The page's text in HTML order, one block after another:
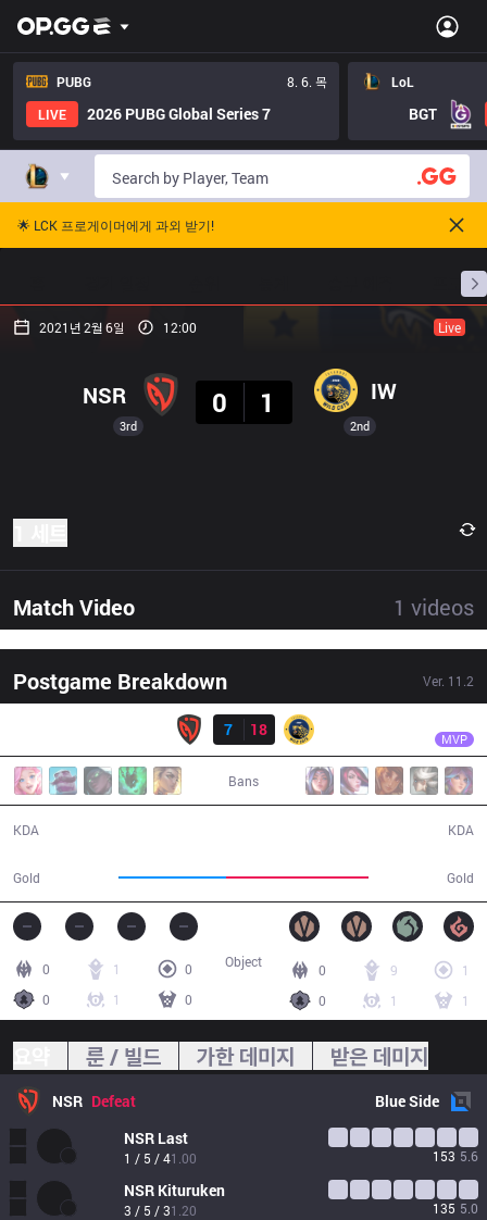
PUBG
8. 6. 목
LIVE
2026 PUBG Global Series 7
LoL
BGT
🌟 LCK 프로게이머에게 과외 받기!
프로빌
2021년 2월 6일 12:00 Live
3rd
NSR
0
1 IW
2nd
Match Video 1 videos
Postgame Breakdown Ver. 11.2
7
18 MVP
Bans
KDA
Gold Gold
KDA
0 1
0
0
1 0
0 9
1
0
1 1
Object
룬 / 빌드 가한 데미지 받은 데미지
NSR Defeat BlueSide
NSR Last
1 / 5 / 41.00 153 5.6
NSR Kituruken
3 / 5 / 31.20 135 5.0